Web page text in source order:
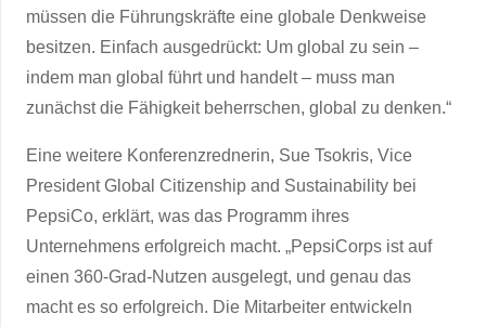
müssen die Führungskräfte eine globale Denkweise
besitzen. Einfach ausgedrückt: Um global zu sein –
indem man global führt und handelt – muss man
zunächst die Fähigkeit beherrschen, global zu denken.“
Eine weitere Konferenzrednerin, Sue Tsokris, Vice
President Global Citizenship and Sustainability bei
PepsiCo, erklärt, was das Programm ihres
Unternehmens erfolgreich macht. „PepsiCorps ist auf
einen 360-Grad-Nutzen ausgelegt, und genau das
macht es so erfolgreich. Die Mitarbeiter entwickeln